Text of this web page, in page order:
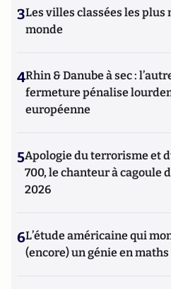
3Les villes classées les
monde
4Rhin & Danube à sec :
fermeture pénalise
européenne
5Apologie du terrorisme et
700, le chanteur à cagoule
2026
6L’étude américaine qui
(encore) un génie en maths